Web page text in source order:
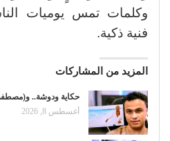
وكلمات تمس يوميات
فنية ذكية.
المزيد من المشاركات
حكاية ودوشة..
أغسطس 8, 2026